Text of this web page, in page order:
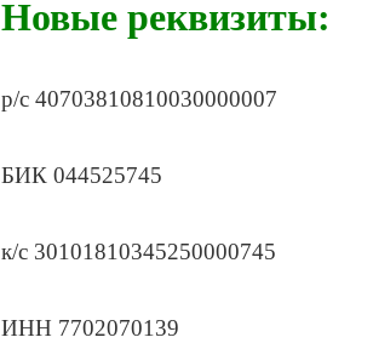
Новые реквизиты:
р/с 40703810810030000007
БИК 044525745
к/с 30101810345250000745
ИНН 7702070139